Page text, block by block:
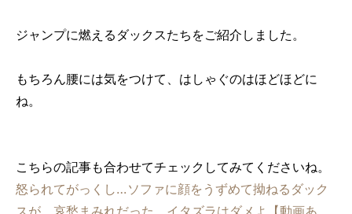
ジャンプに燃えるダックスたちをご紹介しました。
もちろん腰には気をつけて、はしゃぐのはほどほどに
ね。
こちらの記事も合わせてチェックしてみてくださいね。
怒られてがっくし…ソファに顔をうずめて拗ねるダック
スが、哀愁まみれだった。イタズラはダメよ【動画あ